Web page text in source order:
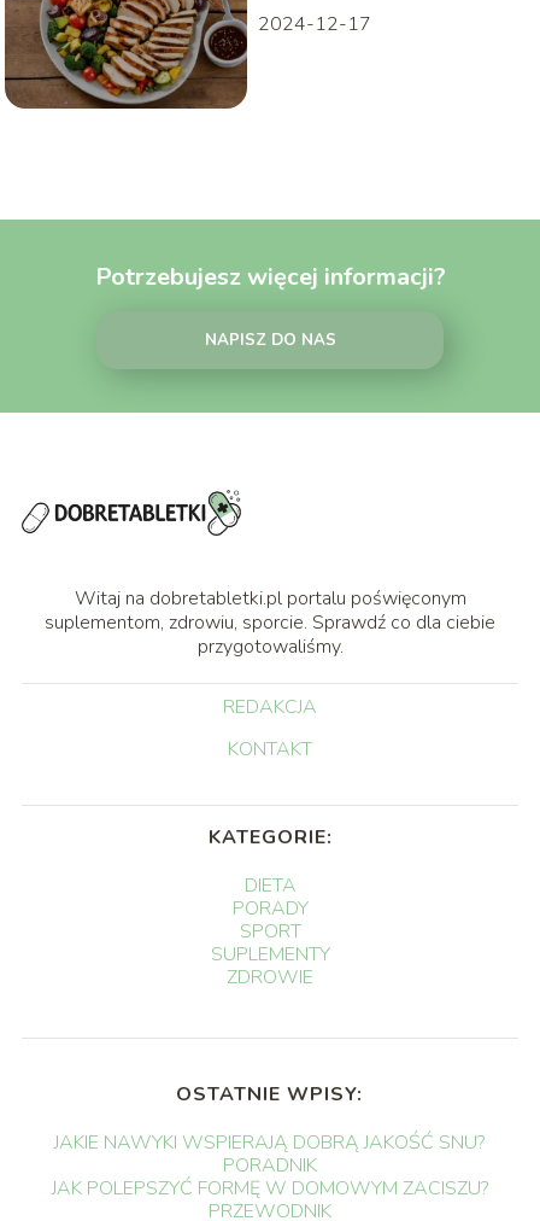
2024-12-17
Potrzebujesz więcej informacji?
NAPISZ DO NAS
Witaj na dobretabletki.pl portalu poświęconym
suplementom, zdrowiu, sporcie. Sprawdź co dla ciebie
przygotowaliśmy.
REDAKCJA
KONTAKT
KATEGORIE:
DIETA
PORADY
SPORT
SUPLEMENTY
ZDROWIE
OSTATNIE WPISY:
JAKIE NAWYKI WSPIERAJĄ DOBRĄ JAKOŚĆ SNU?
PORADNIK
JAK POLEPSZYĆ FORMĘ W DOMOWYM ZACISZU?
PRZEWODNIK